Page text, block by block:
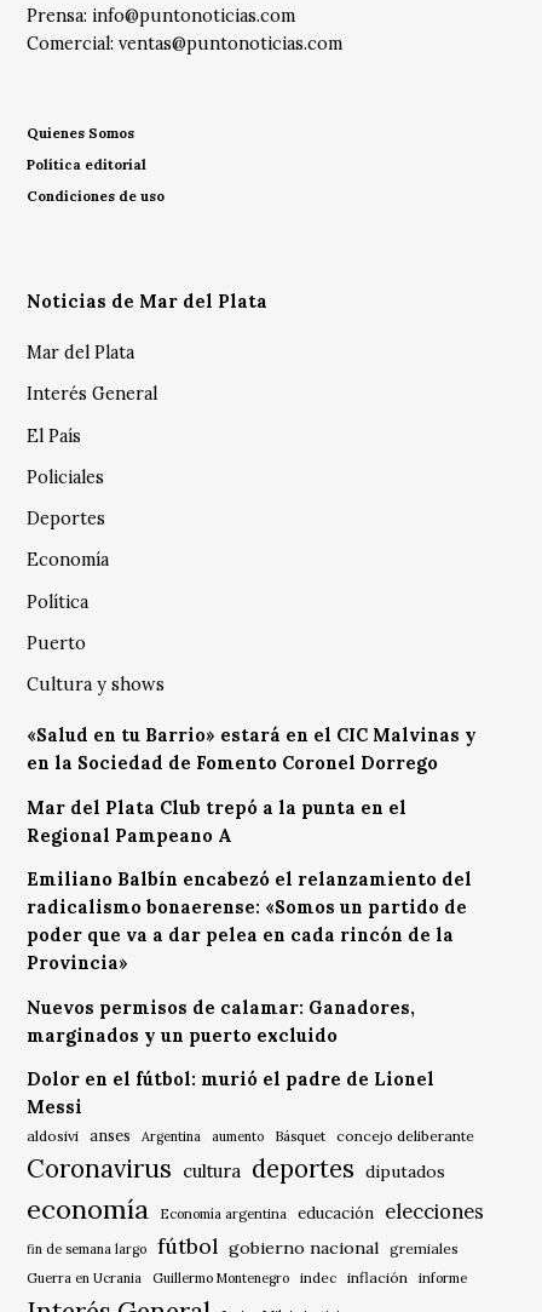
Prensa: info@puntonoticias.com
Comercial:ventas@puntonoticias.com
Quienes Somos
Política editorial
Condiciones de uso
Noticias de Mar del Plata
Mar del Plata
Interés General
El País
Policiales
Deportes
Economía
Política
Puerto
Cultura y shows
«Salud en tu Barrio» estará en el CIC Malvinas y
en la Sociedad de Fomento Coronel Dorrego
Mar del Plata Club trepó a la punta en el
Regional Pampeano A
Emiliano Balbín encabezó el relanzamiento del
radicalismo bonaerense: «Somos un partido de
poder que va a dar pelea en cada rincón de la
Provincia»
Nuevos permisos de calamar: Ganadores,
marginados y un puerto excluido
Dolor en el fútbol: murió el padre de Lionel
Messi
aldosivi anses Argentina aumento Básquet concejo deliberante
Coronavirus cultura deportes diputados
economía Economía argentina educación elecciones
fin de semana largo fútbol gobierno nacional gremiales
Guerra en Ucrania Guillermo Montenegro indec inflación informe